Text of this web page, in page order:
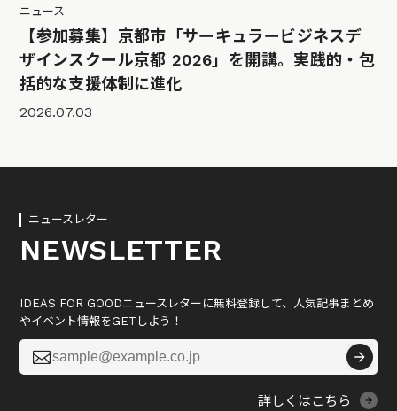
ニュース
【参加募集】京都市「サーキュラービジネスデ
ザインスクール京都 2026」を開講。実践的・包
括的な支援体制に進化
2026.07.03
ニュースレター
NEWSLETTER
IDEAS FOR GOODニュースレターに無料登録して、人気記事まとめ
やイベント情報をGETしよう！

詳しくはこちら